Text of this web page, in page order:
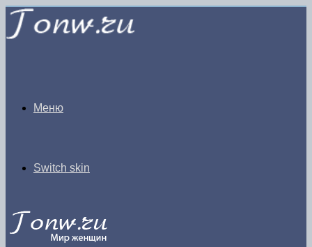
Меню
Switch skin